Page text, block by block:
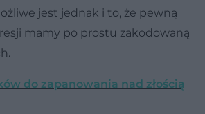
jest jednak i to, że pewną
mamy po prostu zakodowaną
do zapanowania nad złością